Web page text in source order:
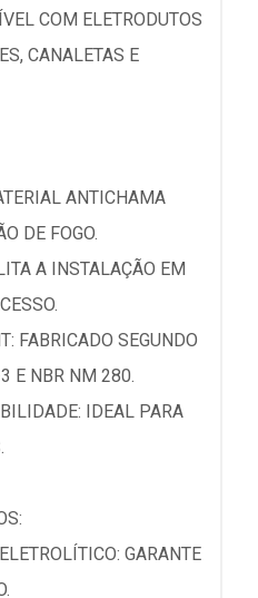
COM ELETRODUTOS
CANALETAS E
ANTICHAMA
DE FOGO.
A INSTALAÇÃO EM
FABRICADO SEGUNDO
E NBR NM 280.
IDEAL PARA
GARANTE